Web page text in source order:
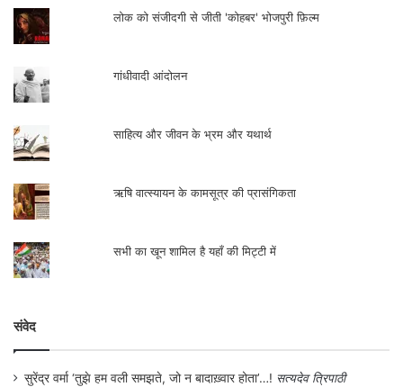
लोक को संजीदगी से जीती 'कोहबर' भोजपुरी फ़िल्म
गांधीवादी आंदोलन
साहित्य और जीवन के भ्रम और यथार्थ
ऋषि वात्स्यायन के कामसूत्र की प्रासंगिकता
सभी का खून शामिल है यहाँ की मिट्टी में
संवेद
सुरेंद्र वर्मा ‘तुझे हम वली समझते, जो न बादाख़्वार होता’…! सत्यदेव त्रिपाठी